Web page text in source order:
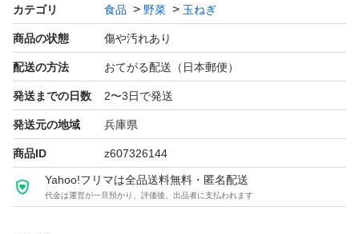
するため収穫したまま（土などついたまま）になっていま
す。神経質な方は購入ご遠慮下さい。
送料：無料 常温便
重さ：段ボール込み 10キロ（できる限り確認はしていま
すが外見からは判別できない腐りがある場合やナマモノの
ため到着までに傷む場合がございます。そのため箱に隙間
がある場合はできるだけ多めに入れさせていただきます）
カテゴリ 食品 野菜 玉ねぎ
商品の状態 傷や汚れあり
配送の方法 おてがる配送（日本郵便）
発送までの日数 2〜3日で発送
発送元の地域 兵庫県
商品ID z607326144
Yahoo!フリマは全品送料無料・匿名配送
代金は運営が一旦預かり、評価後、出品者に支払われます